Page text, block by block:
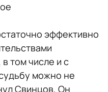
эффективно
том числе и с
можно не
Свинцов. Он